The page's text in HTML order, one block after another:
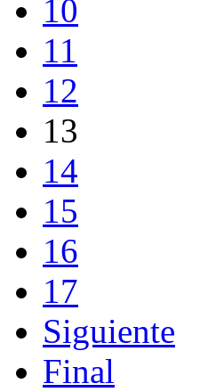
10
11
12
13
14
15
16
17
Siguiente
Final